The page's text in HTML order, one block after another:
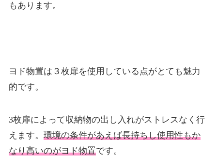
もあります。
ヨド物置は３枚扉を使用している点がとても魅力
的です。
3枚扉によって収納物の出し入れがストレスなく行
えます。 環境の条件があえば長持ちし使用性もか
なり高いのがヨド物置です。